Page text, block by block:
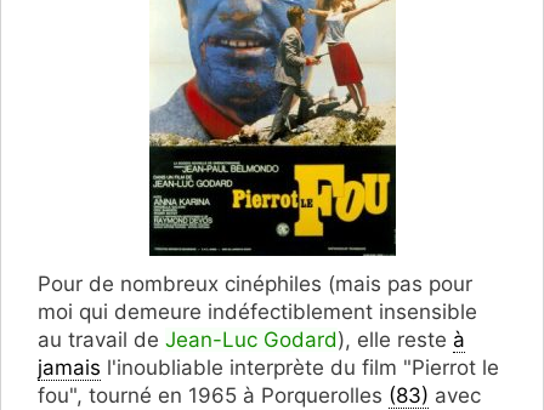
Pour de nombreux cinéphiles (mais pas pour
moi qui demeure indéfectiblement insensible
au travail de Jean-Luc Godard), elle reste à
jamais l'inoubliable interprète du film "Pierrot le
fou", tourné en 1965 à Porquerolles (83) avec